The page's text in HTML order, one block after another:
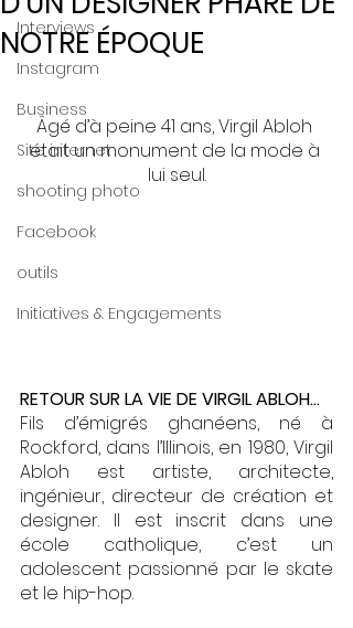
Interviews
Instagram
Business
Site internet
shooting photo
Facebook
outils
Initiatives & Engagements
NOTRE ÉPOQUE
Âgé d’à peine 41 ans, Virgil Abloh
était un monument de la mode à
lui seul.
RETOUR SUR LA VIE DE VIRGIL ABLOH…
Fils d’émigrés ghanéens, né à
Rockford, dans l’Illinois, en 1980, Virgil
Abloh est artiste, architecte,
ingénieur, directeur de création et
designer. Il est inscrit dans une
école catholique, c’est un
adolescent passionné par le skate
et le hip-hop.